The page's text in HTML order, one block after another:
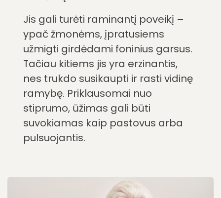
Jis gali turėti raminantį poveikį –
ypač žmonėms, įpratusiems
užmigti girdėdami foninius garsus.
Tačiau kitiems jis yra erzinantis,
nes trukdo susikaupti ir rasti vidinę
ramybę. Priklausomai nuo
stiprumo, ūžimas gali būti
suvokiamas kaip pastovus arba
pulsuojantis.